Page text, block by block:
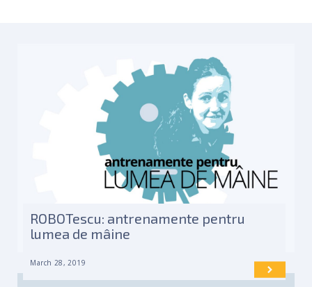
ROBOTescu: antrenamente pentru
lumea de mâine
March 28, 2019